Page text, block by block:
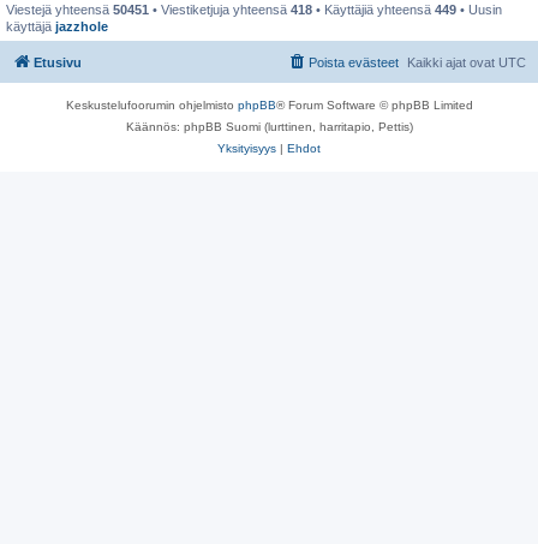
Viestejä yhteensä 50451 • Viestiketjuja yhteensä 418 • Käyttäjiä yhteensä 449 • Uusin
käyttäjä jazzhole
Etusivu Kaikki ajat ovat UTC
Poista evästeet
Keskustelufoorumin ohjelmisto phpBB® Forum Software © phpBB Limited
Käännös: phpBB Suomi (lurttinen, harritapio, Pettis)
Yksityisyys | Ehdot